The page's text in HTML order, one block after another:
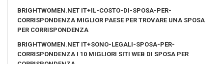
BRIGHTWOMEN.NET IT+IL-COSTO-DI-SPOSA-PER-
CORRISPONDENZA MIGLIOR PAESE PER TROVARE UNA SPOSA
PER CORRISPONDENZA
BRIGHTWOMEN.NET IT+SONO-LEGALI-SPOSA-PER-
CORRISPONDENZA I 10 MIGLIORI SITI WEB DI SPOSA PER